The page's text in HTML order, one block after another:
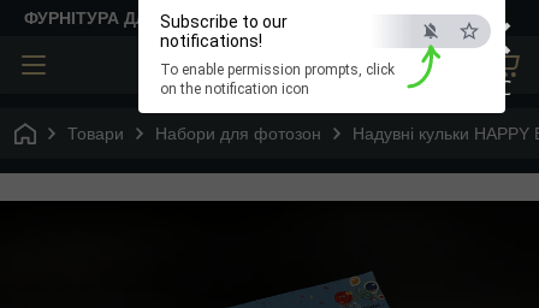
×
ESC
Subscribe to our
notifications!
To enable permission prompts, click
on the notification icon
ФУРНІТУРА ДЛЯ ТВОРЧОСТІ
Товари Набори для фотозон Надувні кульки HAPPY